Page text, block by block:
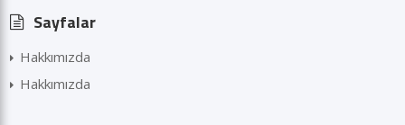
Sayfalar
Hakkımızda
Hakkımızda